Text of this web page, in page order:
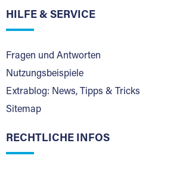
HILFE & SERVICE
Fragen und Antworten
Nutzungsbeispiele
Extrablog: News, Tipps & Tricks
Sitemap
RECHTLICHE INFOS